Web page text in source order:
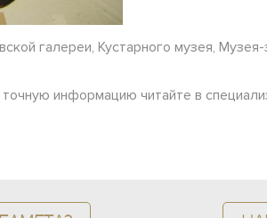
галереи, Кустарного музея,
информацию читайте в